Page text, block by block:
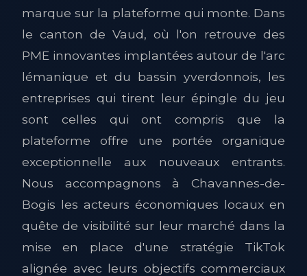
marque sur la plateforme qui monte. Dans
le canton de Vaud, où l'on retrouve des
PME innovantes implantées autour de l'arc
lémanique et du bassin yverdonnois, les
entreprises qui tirent leur épingle du jeu
sont celles qui ont compris que la
plateforme offre une portée organique
exceptionnelle aux nouveaux entrants.
Nous accompagnons à Chavannes-de-
Bogis les acteurs économiques locaux en
quête de visibilité sur leur marché dans la
mise en place d'une stratégie TikTok
alignée avec leurs objectifs commerciaux